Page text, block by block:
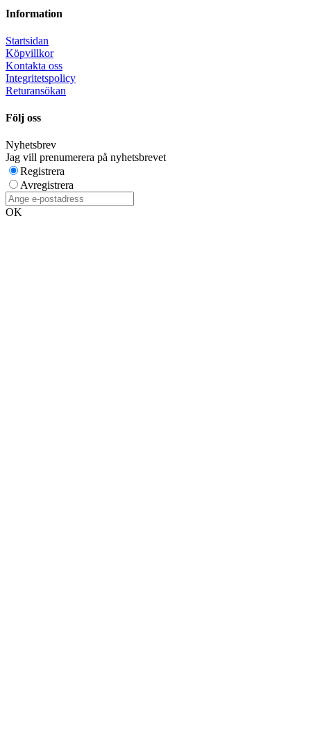
Information
Startsidan
Köpvillkor
Kontakta oss
Integritetspolicy
Returansökan
Följ oss
Nyhetsbrev
Jag vill prenumerera på nyhetsbrevet
Registrera
Avregistrera
OK